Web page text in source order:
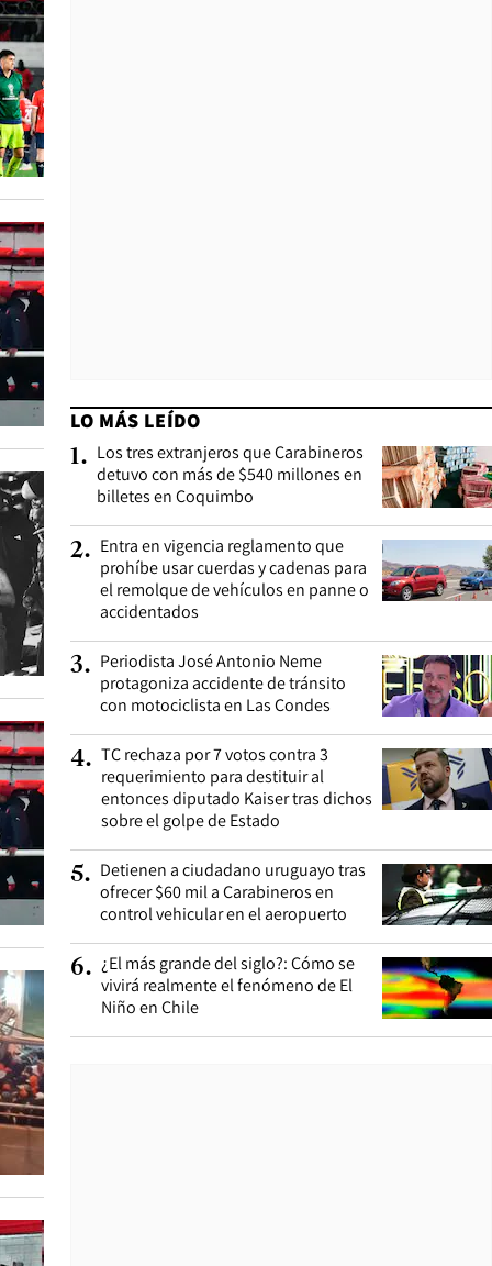
LO MÁS LEÍDO
1. Los tres extranjeros que Carabineros
detuvo con más de $540 millones en
billetes en Coquimbo
2. Entra en vigencia reglamento que
prohíbe usar cuerdas y cadenas para
el remolque de vehículos en panne o
accidentados
3. Periodista José Antonio Neme
protagoniza accidente de tránsito
con motociclista en Las Condes
4. TC rechaza por 7 votos contra 3
requerimiento para destituir al
entonces diputado Kaiser tras dichos
sobre el golpe de Estado
5. Detienen a ciudadano uruguayo tras
ofrecer $60 mil a Carabineros en
control vehicular en el aeropuerto
6. ¿El más grande del siglo?: Cómo se
vivirá realmente el fenómeno de El
Niño en Chile